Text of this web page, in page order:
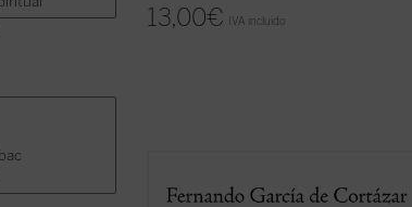
13,00€ IVA incluido
en tiempos de confusión , el nuevo libro